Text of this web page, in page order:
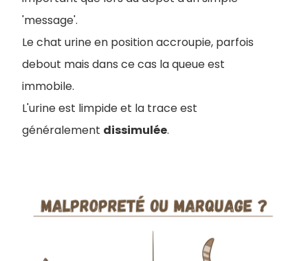
'message'.
Le chat urine en position accroupie, parfois
debout mais dans ce cas la queue est
immobile.
L'urine est limpide et la trace est
généralement dissimulée.